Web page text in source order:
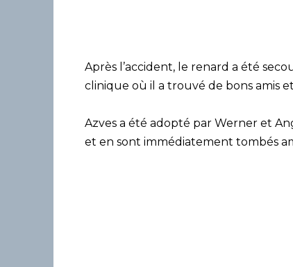
Après l’accident, le renard a été
clinique où il a trouvé de bons amis
Azves a été adopté par Werner et
et en sont immédiatement tombés